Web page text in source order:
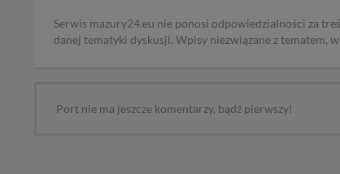
Serwis mazury24.eu nie ponosi odpowiedzialności za
danej tematyki dyskusji. Wpisy niezwiązane z tematem,
Port nie ma jeszcze komentarzy, bądź pierwszy!